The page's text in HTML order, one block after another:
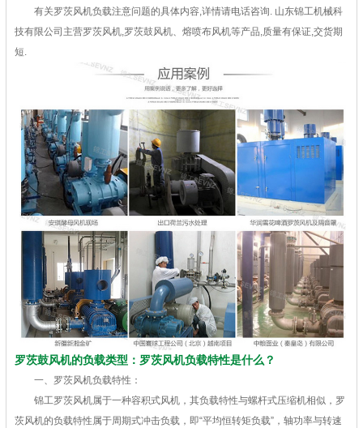
有关罗茨风机负载注意问题的具体内容,详情请电话咨询. 山东锦工机械科
技有限公司主营罗茨风机,罗茨鼓风机、熔喷布风机等产品,质量有保证,交货期
短.
罗茨鼓风机的负载类型：罗茨风机负载特性是什么？
一、罗茨风机负载特性：
锦工罗茨风机属于一种容积式风机，其负载特性与螺杆式压缩机相似，罗
茨风机的负载特性属于周期式冲击负载，即“平均恒转矩负载”，轴功率与转速